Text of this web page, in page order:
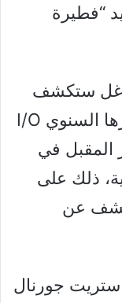
“فطيرة
ستكشف
عن هاتفها ضمن فعاليات مؤتمرها السنوي I/O
المقبل في
ذلك على
عن
جورنال